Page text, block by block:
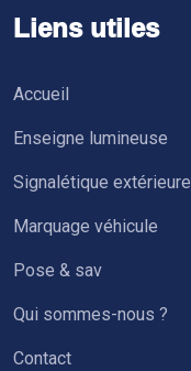
Liens utiles
Accueil
Enseigne lumineuse
Signalétique extérieure
Marquage véhicule
Pose & sav
Qui sommes-nous ?
Contact